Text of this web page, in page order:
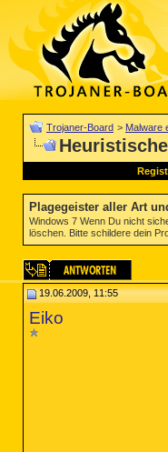
Trojaner-Board > Malware
Plagegeister aller Art
Windows 7 Wenn Du nicht
löschen. Bitte schildere dein
19.06.2009, 11:55
Eiko